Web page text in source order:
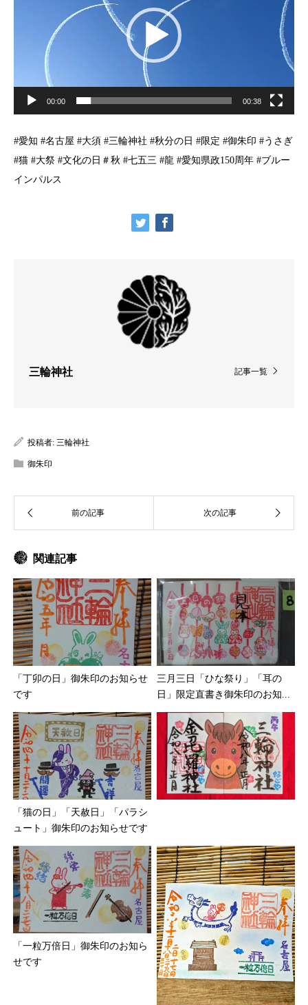
00:00 00:38
#愛知 #名古屋 #大須 #三輪神社 #秋分の日 #限定 #御朱印 #うさぎ
#猫 #大祭 #文化の日＃秋 #七五三 #龍 #愛知県政150周年 #ブルー
インパルス
記事一覧
三輪神社
投稿者: 三輪神社
御朱印
関連記事
「丁卯の日」御朱印のお知らせ
です
三月三日「ひな祭り」「耳の
日」限定直書き御朱印のお知...
「猫の日」「天赦日」「パラシ
ュート」御朱印のお知らせです
「一粒万倍日」御朱印のお知ら
せです